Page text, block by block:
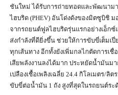
ชันใหม่ ได้รับการถ่ายทอดและพัฒนาม
ไฮบริด (PHEV) อันโด่งดังของมิตซูบิชิ
จากรถยนต์ฟูลไฮบริดรุ่นแรกอย่างเอ็ก
ส่งกำลังที่ดียิ่งขึ้น ช่วยให้การขับขี่เต็ม
ทุกเส้นทาง อีกทั้งยังเพิ่มกลไกตัดการเ
เสียพลังงานลงได้มาก ประหยัดน้ำมันม
เปลืองเชื้อเพลิงเฉลี่ย 24.4 กิโลเมตร/ลิ
ขับขี่ต่อน้ำมัน 1 ถัง สูงที่สุดในรถยนต์ระ